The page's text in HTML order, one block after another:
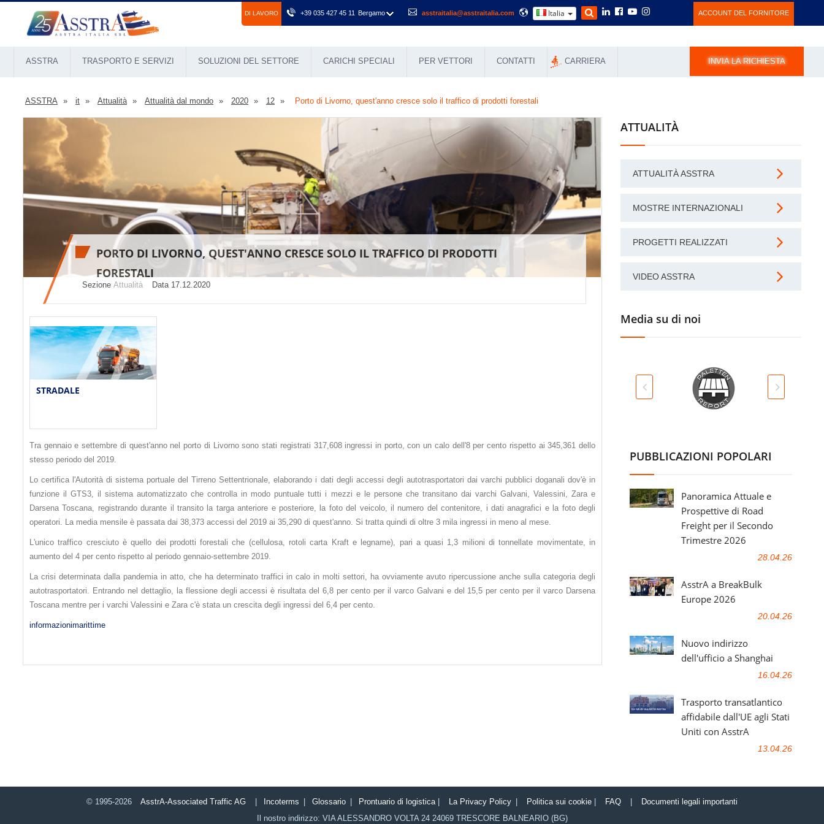
DI LAVORO +39 035 427 45 11 Bergamo asstraitalia@asstraitalia.com Italia ACCOUNT DEL FORNITORE
ASSTRA TRASPORTO E SERVIZI SOLUZIONI DEL SETTORE CARICHI SPECIALI PER VETTORI CONTATTI CARRIERA INVIA LA RICHIESTA
ASSTRA it Attualità Attualità dal mondo 2020 12 Porto di Livorno, quest'anno cresce solo il traffico di prodotti forestali
PORTO DI LIVORNO, QUEST'ANNO CRESCE SOLO IL TRAFFICO DI PRODOTTI
FORESTALI
Sezione Attualità Datа 17.12.2020
STRADALE
Tra gennaio e settembre di quest'anno nel porto di Livorno sono stati registrati 317,608 ingressi in porto, con un calo dell'8 per cento rispetto ai 345,361 dello
stesso periodo del 2019.
Lo certifica l'Autorità di sistema portuale del Tirreno Settentrionale, elaborando i dati degli accessi degli autotrasportatori dai varchi pubblici doganali dov'è in
funzione il GTS3, il sistema automatizzato che controlla in modo puntuale tutti i mezzi e le persone che transitano dai varchi Galvani, Valessini, Zara e
Darsena Toscana, registrando durante il transito la targa anteriore e posteriore, la foto del veicolo, il numero del contenitore, i dati anagrafici e la foto degli
operatori. La media mensile è passata dai 38,373 accessi del 2019 ai 35,290 di quest'anno. Si tratta quindi di oltre 3 mila ingressi in meno al mese.
L'unico traffico cresciuto è quello dei prodotti forestali che (cellulosa, rotoli carta Kraft e legname), pari a quasi 1,3 milioni di tonnellate movimentate, in
aumento del 4 per cento rispetto al periodo gennaio-settembre 2019.
La crisi determinata dalla pandemia in atto, che ha determinato traffici in calo in molti settori, ha ovviamente avuto ripercussione anche sulla categoria degli
autotrasportatori. Entrando nel dettaglio, la flessione degli accessi è risultata del 6,8 per cento per il varco Galvani e del 15,5 per cento per il varco Darsena
Toscana mentre per i varchi Valessini e Zara c'è stata un crescita degli ingressi del 6,4 per cento.
informazionimarittime
ATTUALITÀ
ATTUALITÀ ASSTRA
MOSTRE INTERNAZIONALI
PROGETTI REALIZZATI
VIDEO ASSTRA
Media su di noi
PUBBLICAZIONI POPOLARI
Panoramica Attuale e
Prospettive di Road
Freight per il Secondo
Trimestre 2026
28.04.26
AsstrA a BreakBulk
Europe 2026
20.04.26
Nuovo indirizzo
dell'ufficio a Shanghai
16.04.26
Trasporto transatlantico
affidabile dall'UE agli Stati
Uniti con AsstrA
13.04.26
© 1995-2026 AsstrA-Associated Traffic AG Incoterms Glossario Prontuario di logistica| La Privacy Policy Politica sui cookie FAQ
Documenti legali importanti
Il nostro indirizzo: VIA ALESSANDRO VOLTA 24 24069 TRESCORE BALNEARIO (BG)